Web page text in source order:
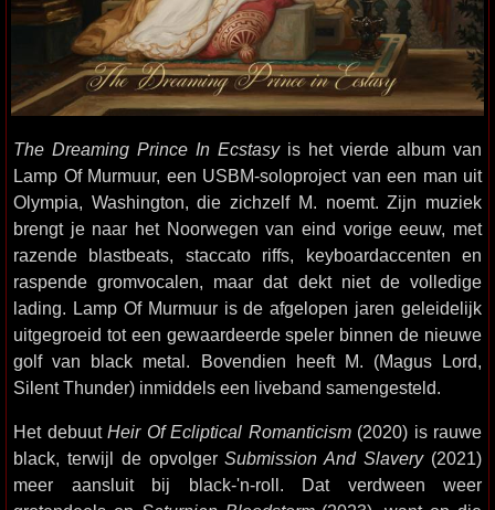
The Dreaming Prince In Ecstasyis het vierde album van
Lamp Of Murmuur, een USBM-soloproject van een man uit
Olympia, Washington, die zichzelf M. noemt. Zijn muziek
brengt je naar het Noorwegen van eind vorige eeuw, met
razende blastbeats, staccato riffs, keyboardaccenten en
raspende gromvocalen, maar dat dekt niet de volledige
lading. Lamp Of Murmuur is de afgelopen jaren geleidelijk
uitgegroeid tot een gewaardeerde speler binnen de nieuwe
golf van black metal. Bovendien heeft M. (Magus Lord,
Silent Thunder) inmiddels een liveband samengesteld.
Het debuut Heir Of Ecliptical Romanticism(2020) is rauwe
black, terwijl de opvolgerSubmission And Slavery(2021)
meer aansluit bij black-'n-roll. Dat verdween weer